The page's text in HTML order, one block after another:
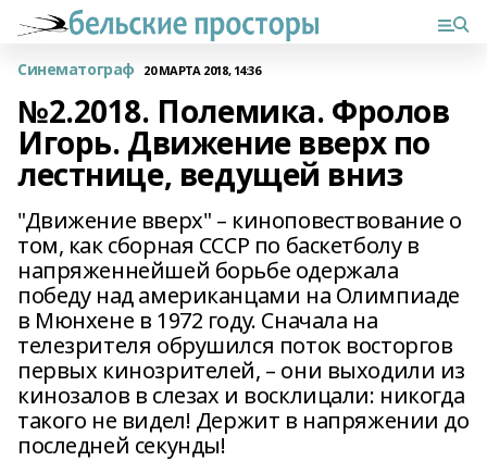
Синематограф 20 МАРТА 2018, 14:36
№2.2018. Полемика. Фролов
Игорь. Движение вверх по
лестнице, ведущей вниз
"Движение вверх" – киноповествование о
том, как сборная СССР по баскетболу в
напряженнейшей борьбе одержала
победу над американцами на Олимпиаде
в Мюнхене в 1972 году. Сначала на
телезрителя обрушился поток восторгов
первых кинозрителей, – они выходили из
кинозалов в слезах и восклицали: никогда
такого не видел! Держит в напряжении до
последней секунды!